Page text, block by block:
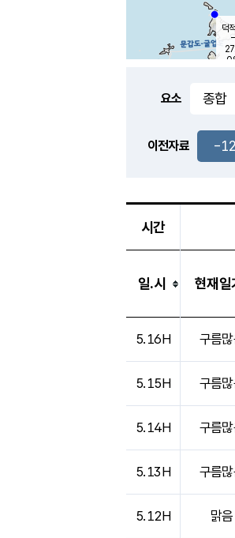
-
덕
요소
이전자료 -
시간
일.시 현재일
5.16H 구름
5.15H 구름
5.14H 구름
5.13H 구름
5.12H 맑음